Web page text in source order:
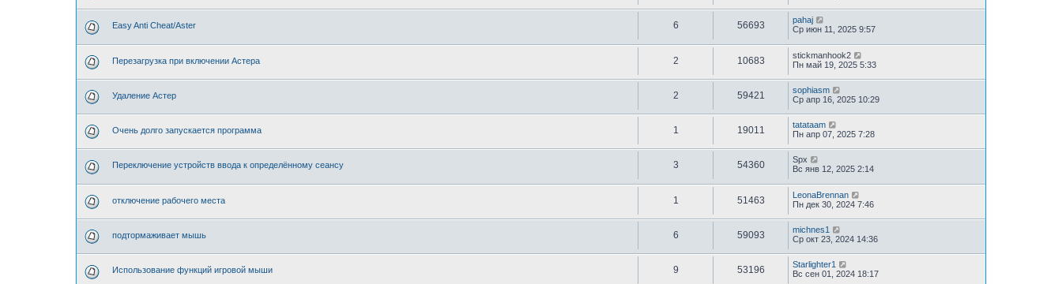
Easy Anti Cheat/Aster⁠⁠ 6 56693
pahaj
Ср июн 11, 2025 9:57
Перезагрузка при включении Астера 2 10683
stickmanhook2
Пн май 19, 2025 5:33
Удаление Астер 2 59421
sophiasm
Ср апр 16, 2025 10:29
Очень долго запускается программа 1 19011
tatataam
Пн апр 07, 2025 7:28
Переключение устройств ввода к определённому сеансу 3 54360
Spx
Вс янв 12, 2025 2:14
отключение рабочего места 1 51463
LeonaBrennan
Пн дек 30, 2024 7:46
подтормаживает мышь 6 59093
michnes1
Ср окт 23, 2024 14:36
Использование функций игровой мыши 9 53196
Starlighter1
Вс сен 01, 2024 18:17